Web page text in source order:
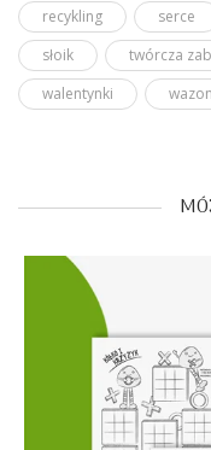
recykling
serce
słoik
twórcza
walentynki
wazon